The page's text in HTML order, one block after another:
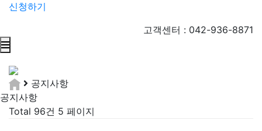
신청하기
고객센터 : 042-936-8871
공지사항
공지사항
Total 96건 5 페이지